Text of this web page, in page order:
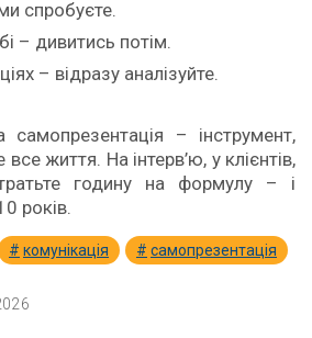
спробуєте.
– дивитись потім.
– відразу аналізуйте.
самопрезентація – інструмент,
життя. На інтерв’ю, у клієнтів,
годину на формулу – і
років.
комунікація самопрезентація